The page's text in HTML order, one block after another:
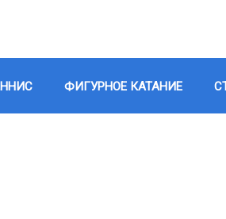
ФИГУРНОЕ КАТАНИЕ